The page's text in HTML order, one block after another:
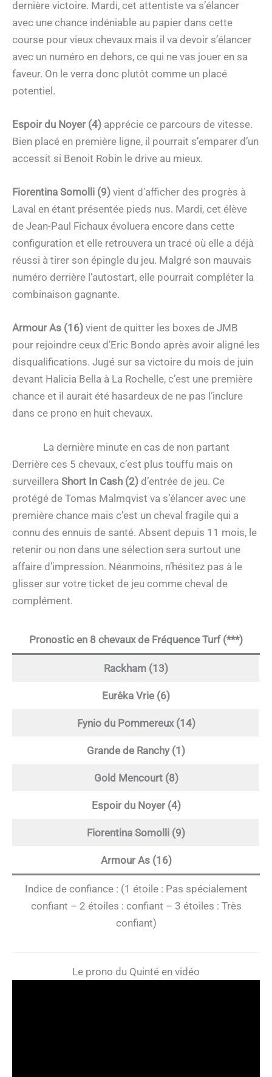
dernière victoire. Mardi, cet attentiste va s’élancer
avec une chance indéniable au papier dans cette
course pour vieux chevaux mais il va devoir s’élancer
avec un numéro en dehors, ce qui ne vas jouer en sa
faveur. On le verra donc plutôt comme un placé
potentiel.
Espoir du Noyer (4) apprécie ce parcours de vitesse.
Bien placé en première ligne, il pourrait s’emparer d’un
accessit si Benoit Robin le drive au mieux.
Fiorentina Somolli (9) vient d’afficher des progrès à
Laval en étant présentée pieds nus. Mardi, cet élève
de Jean-Paul Fichaux évoluera encore dans cette
configuration et elle retrouvera un tracé où elle a déjà
réussi à tirer son épingle du jeu. Malgré son mauvais
numéro derrière l’autostart, elle pourrait compléter la
combinaison gagnante.
Armour As (16) vient de quitter les boxes de JMB
pour rejoindre ceux d’Eric Bondo après avoir aligné les
disqualifications. Jugé sur sa victoire du mois de juin
devant Halicia Bella à La Rochelle, c’est une première
chance et il aurait été hasardeux de ne pas l’inclure
dans ce prono en huit chevaux.
La dernière minute en cas de non partant
Derrière ces 5 chevaux, c’est plus touffu mais on
surveillera Short In Cash (2) d’entrée de jeu. Ce
protégé de Tomas Malmqvist va s’élancer avec une
première chance mais c’est un cheval fragile qui a
connu des ennuis de santé. Absent depuis 11 mois, le
retenir ou non dans une sélection sera surtout une
affaire d’impression. Néanmoins, n’hésitez pas à le
glisser sur votre ticket de jeu comme cheval de
complément.
Pronostic en 8 chevaux de Fréquence Turf (***)
Rackham (13)
Eurêka Vrie (6)
Fynio du Pommereux (14)
Grande de Ranchy (1)
Gold Mencourt (8)
Espoir du Noyer (4)
Fiorentina Somolli (9)
Armour As (16)
Indice de confiance : (1 étoile : Pas spécialement
confiant – 2 étoiles : confiant – 3 étoiles : Très
confiant)
Le prono du Quinté en vidéo